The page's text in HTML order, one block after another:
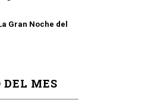
Gran Noche del
DEL MES